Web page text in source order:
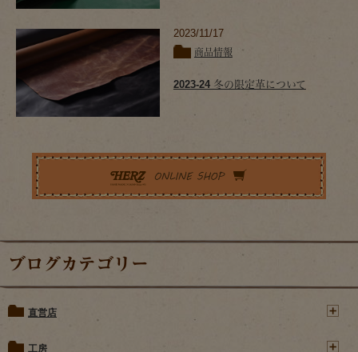
2023/11/17
商品情報
2023-24 冬の限定革について
ブログカテゴリー
直営店
工房